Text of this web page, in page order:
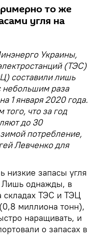
то же
угля на
Украины,
(ТЭС)
составили лишь
небольшим раза
1 января 2020 года.
что за год
до 30
потребление,
Левченко для
низкие запасы угля
Лишь однажды, в
складах ТЭС и ТЭЦ
миллиона тонн),
наращивать, и
о запасах в